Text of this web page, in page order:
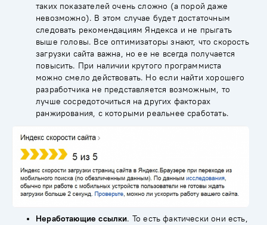
таких показателей очень сложно (а порой даже
невозможно). В этом случае будет достаточным
следовать рекомендациям Яндекса и не прыгать
выше головы. Все оптимизаторы знают, что скорость
загрузки сайта важна, но ее не всегда получается
повысить. При наличии крутого программиста
можно смело действовать. Но если найти хорошего
разработчика не представляется возможным, то
лучше сосредоточиться на других факторах
ранжирования, с которыми реальнее сработать.
Неработающие ссылки. То есть фактически они есть,